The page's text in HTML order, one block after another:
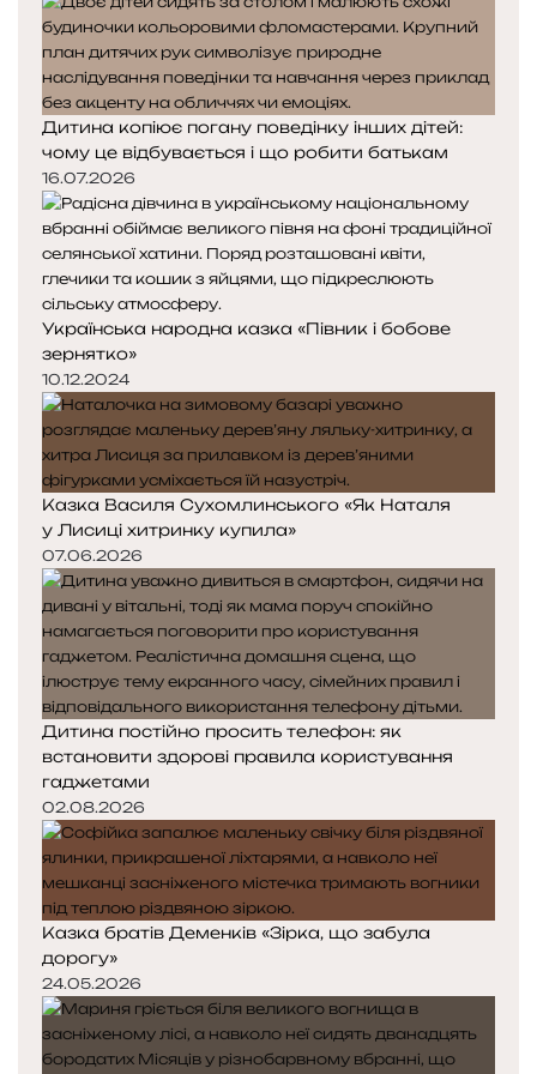
Дитина копіює погану поведінку інших дітей:
чому це відбувається і що робити батькам
16.07.2026
Українська народна казка «Півник і бобове
зернятко»
10.12.2024
Казка Василя Сухомлинського «Як Наталя
у Лисиці хитринку купила»
07.06.2026
Дитина постійно просить телефон: як
встановити здорові правила користування
гаджетами
02.08.2026
Казка братів Деменків «Зірка, що забула
дорогу»
24.05.2026